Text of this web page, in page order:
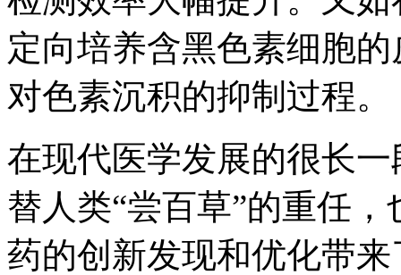
定向培养含黑色素细胞
对色素沉积的抑制过程。
在现代医学发展的很长
替人类“尝百草”的重任
药的创新发现和优化带